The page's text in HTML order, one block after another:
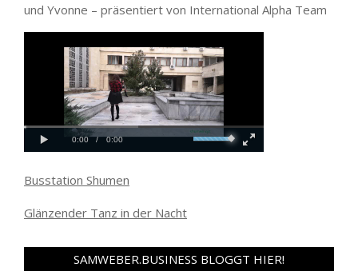
und Yvonne – präsentiert von International Alpha Team
Busstation Shumen
Glänzender Tanz in der Nacht
SAMWEBER.BUSINESS BLOGGT HIER!